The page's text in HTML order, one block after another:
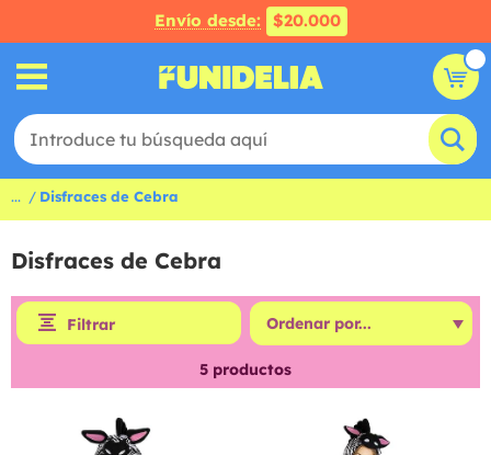
Envío desde: $20.000
... Disfraces de Cebra
Disfraces de Cebra
Filtrar
5 productos